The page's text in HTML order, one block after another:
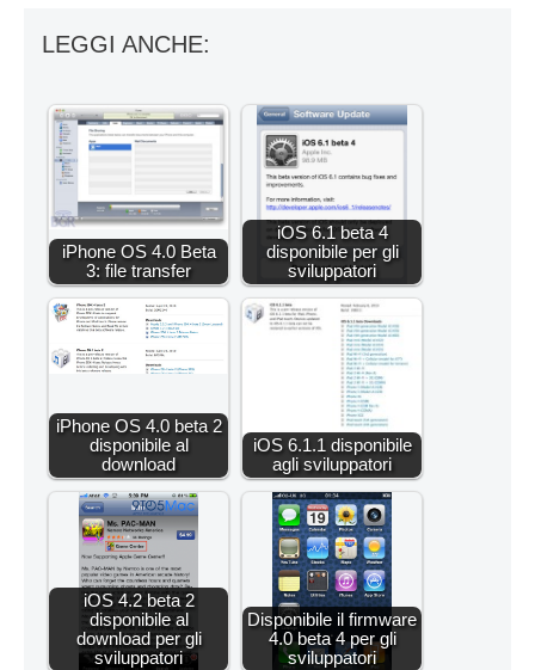
LEGGI ANCHE:
iPhone OS 4.0 Beta
3: file transfer
iOS 6.1 beta 4
disponibile per gli
sviluppatori
iPhone OS 4.0 beta 2
disponibile al
download
iOS 6.1.1 disponibile
agli sviluppatori
iOS 4.2 beta 2
disponibile al
download per gli
sviluppatori
Disponibile il firmware
4.0 beta 4 per gli
sviluppatori